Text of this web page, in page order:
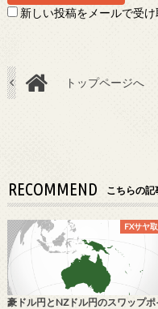
新しい投稿をメールで受け
トップページへ
RECOMMEND こちらの記
FXサヤ
豪ドル円とNZドル円のスワップポ